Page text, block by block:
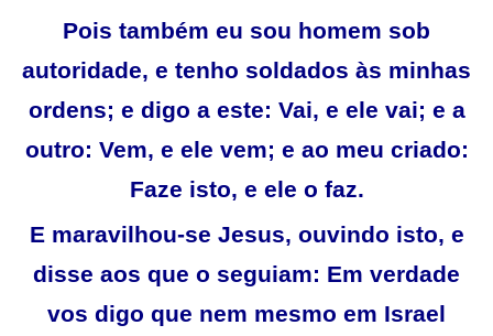
Pois também eu sou homem sob
autoridade, e tenho soldados às minhas
ordens; e digo a este: Vai, e ele vai; e a
outro: Vem, e ele vem; e ao meu criado:
Faze isto, e ele o faz.
E maravilhou-se Jesus, ouvindo isto, e
disse aos que o seguiam: Em verdade
vos digo que nem mesmo em Israel